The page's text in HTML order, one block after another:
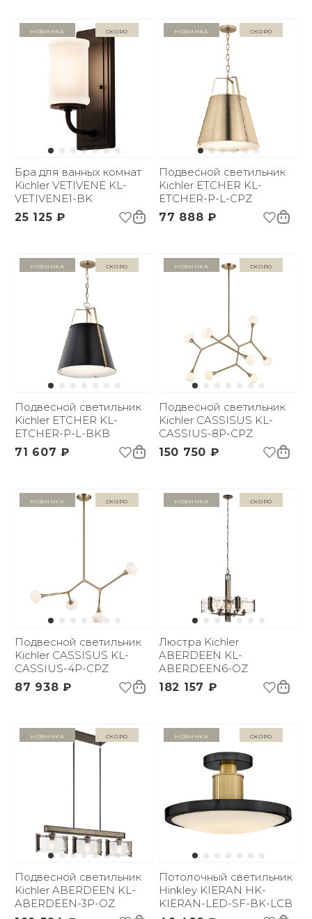
Новинка Скоро
Бра для ванных комнат
Kichler VETIVENE KL-
VETIVENE1-BK
25 125 ₽
Новинка Скоро
Подвесной светильник
Kichler ETCHER KL-
ETCHER-P-L-CPZ
77 888 ₽
Новинка Скоро
Подвесной светильник
Kichler ETCHER KL-
ETCHER-P-L-BKB
71 607 ₽
Новинка Скоро
Подвесной светильник
Kichler CASSISUS KL-
CASSIUS-8P-CPZ
150 750 ₽
Новинка Скоро
Подвесной светильник
Kichler CASSISUS KL-
CASSIUS-4P-CPZ
87 938 ₽
Новинка Скоро
Люстра Kichler
ABERDEEN KL-
ABERDEEN6-OZ
182 157 ₽
Новинка Скоро
Подвесной светильник
Kichler ABERDEEN KL-
ABERDEEN-3P-OZ
Новинка Скоро
Потолочный светильник
Hinkley KIERAN HK-
KIERAN-LED-SF-BK-LCB